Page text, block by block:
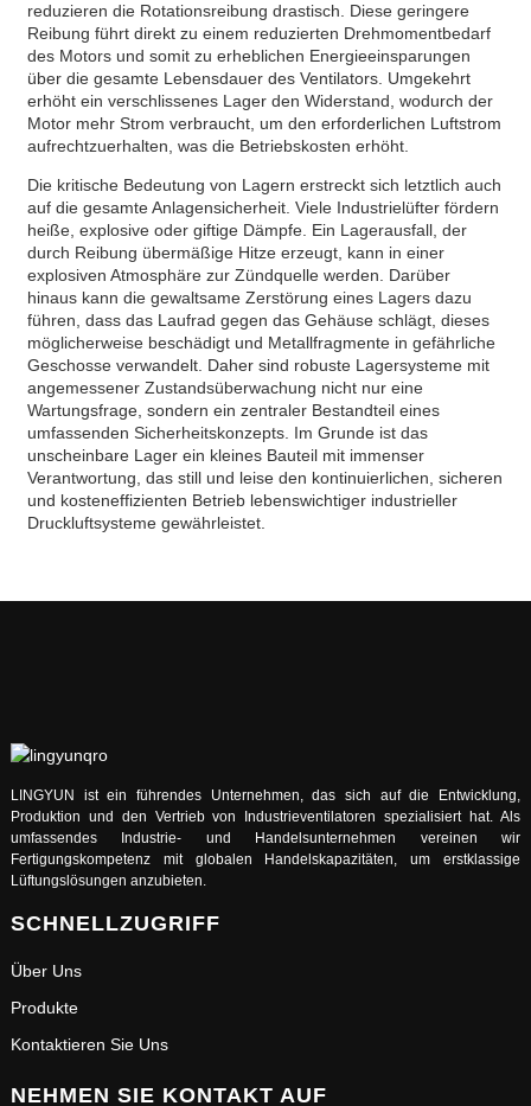
reduzieren die Rotationsreibung drastisch. Diese geringere
Reibung führt direkt zu einem reduzierten Drehmomentbedarf
des Motors und somit zu erheblichen Energieeinsparungen
über die gesamte Lebensdauer des Ventilators. Umgekehrt
erhöht ein verschlissenes Lager den Widerstand, wodurch der
Motor mehr Strom verbraucht, um den erforderlichen Luftstrom
aufrechtzuerhalten, was die Betriebskosten erhöht.
Die kritische Bedeutung von Lagern erstreckt sich letztlich auch
auf die gesamte Anlagensicherheit. Viele Industrielüfter fördern
heiße, explosive oder giftige Dämpfe. Ein Lagerausfall, der
durch Reibung übermäßige Hitze erzeugt, kann in einer
explosiven Atmosphäre zur Zündquelle werden. Darüber
hinaus kann die gewaltsame Zerstörung eines Lagers dazu
führen, dass das Laufrad gegen das Gehäuse schlägt, dieses
möglicherweise beschädigt und Metallfragmente in gefährliche
Geschosse verwandelt. Daher sind robuste Lagersysteme mit
angemessener Zustandsüberwachung nicht nur eine
Wartungsfrage, sondern ein zentraler Bestandteil eines
umfassenden Sicherheitskonzepts. Im Grunde ist das
unscheinbare Lager ein kleines Bauteil mit immenser
Verantwortung, das still und leise den kontinuierlichen, sicheren
und kosteneffizienten Betrieb lebenswichtiger industrieller
Druckluftsysteme gewährleistet.
LINGYUN ist ein führendes Unternehmen, das sich auf die Entwicklung,
Produktion und den Vertrieb von Industrieventilatoren spezialisiert hat. Als
umfassendes Industrie- und Handelsunternehmen vereinen wir
Fertigungskompetenz mit globalen Handelskapazitäten, um erstklassige
Lüftungslösungen anzubieten.
SCHNELLZUGRIFF
Über Uns
Produkte
Kontaktieren Sie Uns
NEHMEN SIE KONTAKT AUF